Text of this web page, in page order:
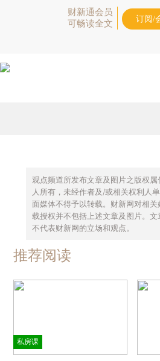
财新通会员
可畅读全文
订阅/
观点频道所发布文章及图片之版权
人所有，未经作者及/或相关权利人
面媒体不得予以转载。财新网对相
载授权并不包括上述文章及图片。文
不代表财新网的立场和观点。
推荐阅读
私房课